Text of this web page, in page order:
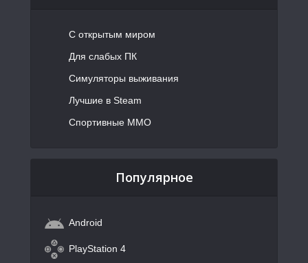
С открытым миром
Для слабых ПК
Симуляторы выживания
Лучшие в Steam
Спортивные MMO
Популярное
Android
PlayStation 4